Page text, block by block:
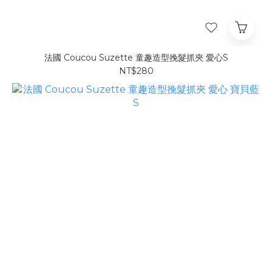
法國 Coucou Suzette 童趣造型挽髮抓夾 愛心S
NT$280